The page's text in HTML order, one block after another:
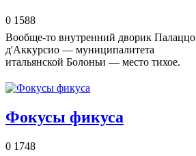
0 1588
Вообще-то внутренний дворик Палаццо
д'Аккурсио — муниципалитета
итальянской Болоньи — место тихое.
Фокусы фикуса
0 1748